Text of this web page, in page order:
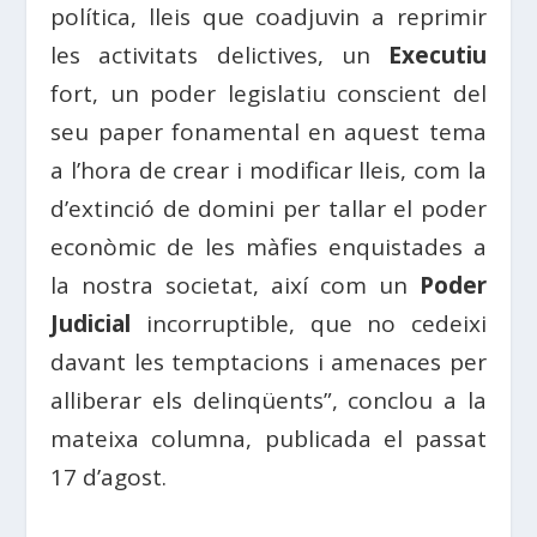
política, lleis que coadjuvin a reprimir
les activitats delictives, un Executiu
fort, un poder legislatiu conscient del
seu paper fonamental en aquest tema
a l’hora de crear i modificar lleis, com la
d’extinció de domini per tallar el poder
econòmic de les màfies enquistades a
la nostra societat, així com un Poder
Judicial incorruptible, que no cedeixi
davant les temptacions i amenaces per
alliberar els delinqüents”, conclou a la
mateixa columna, publicada el passat
17 d’agost.